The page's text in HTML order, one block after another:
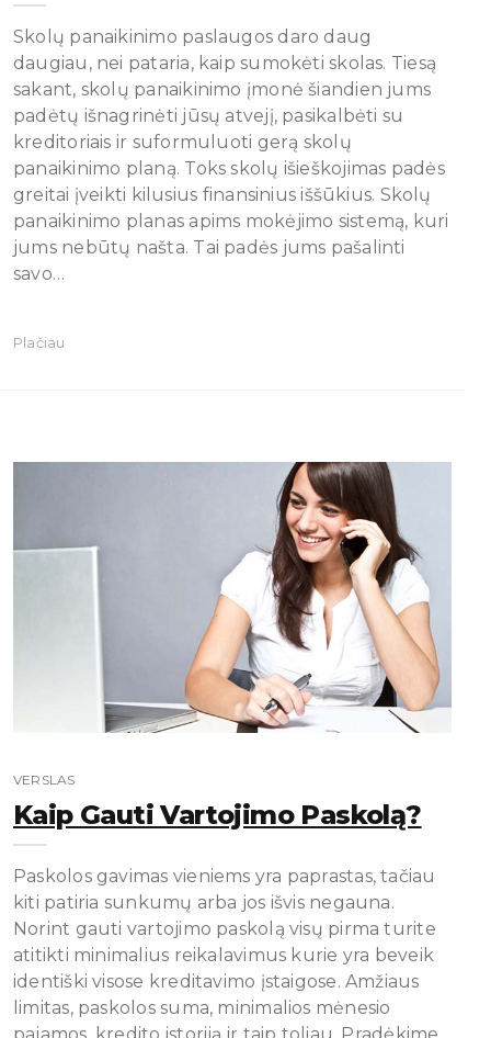
Skolų panaikinimo paslaugos daro daug
daugiau, nei pataria, kaip sumokėti skolas. Tiesą
sakant, skolų panaikinimo įmonė šiandien jums
padėtų išnagrinėti jūsų atvejį, pasikalbėti su
kreditoriais ir suformuluoti gerą skolų
panaikinimo planą. Toks skolų išieškojimas padės
greitai įveikti kilusius finansinius iššūkius. Skolų
panaikinimo planas apims mokėjimo sistemą, kuri
jums nebūtų našta. Tai padės jums pašalinti
savo…
Plačiau
VERSLAS
Kaip Gauti Vartojimo Paskolą?
Paskolos gavimas vieniems yra paprastas, tačiau
kiti patiria sunkumų arba jos išvis negauna.
Norint gauti vartojimo paskolą visų pirma turite
atitikti minimalius reikalavimus kurie yra beveik
identiški visose kreditavimo įstaigose. Amžiaus
limitas, paskolos suma, minimalios mėnesio
pajamos, kredito istoriją ir taip toliau. Pradėkime